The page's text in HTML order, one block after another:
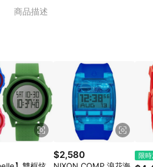
[2024/6/1起適用] -內接硬
者 - 購物中心商店之商品：商
金/超贈點/福利金/紅利折抵/折
或批發轉賣不具回饋資格： 如
發轉賣而非最終消費使用者，
為準
商品描述
$2,580 限